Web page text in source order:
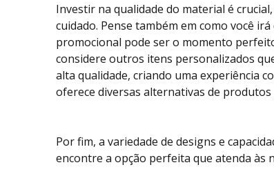
Investir na qualidade do material é
cuidado. Pense também em como você
promocional pode ser o momento
considere outros itens personalizados
alta qualidade, criando uma experiência
oferece diversas alternativas de
Por fim, a variedade de designs e
encontre a opção perfeita que atenda às